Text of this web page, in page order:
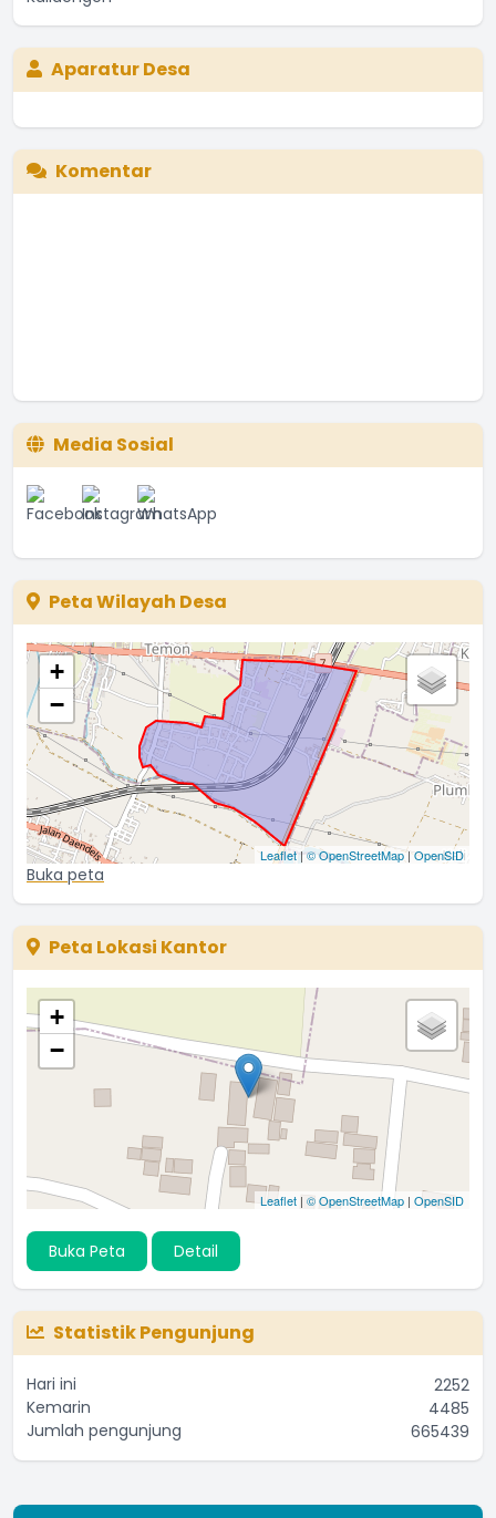
Aparatur Desa
Komentar
Media Sosial
Peta Wilayah Desa
+
−
Leaflet|© OpenStreetMap|OpenSID
Buka peta
Peta Lokasi Kantor
+
−
Leaflet | © OpenStreetMap | OpenSID
Buka Peta Detail
Statistik Pengunjung
Hari ini
2252
Kemarin
4485
Jumlah pengunjung
665439